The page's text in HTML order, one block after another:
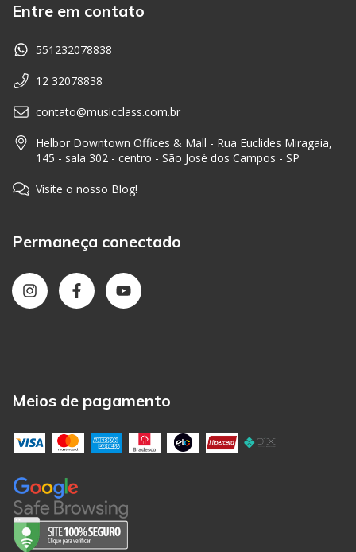
Entre em contato
551232078838
12 32078838
contato@musicclass.com.br
Helbor Downtown Offices & Mall - Rua Euclides Miragaia,
145 - sala 302 - centro - São José dos Campos - SP
Visite o nosso Blog!
Permaneça conectado
Meios de pagamento